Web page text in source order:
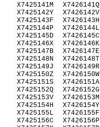
X7425141M
X7425142Y
X7425143F
X7425144P
X7425145D
X7425146X
X7425147B
X7425148N
X7425149J
X7425150Z
X7425151S
X7425152Q
X7425153V
X7425154H
X7425155L
X7425156C
X7426141Q
X7426142V
X7426143H
X7426144L
X7426145C
X7426146K
X7426147E
X7426148T
X7426149R
X7426150W
X7426151A
X7426152G
X7426153M
X7426154Y
X7426155F
X7426156P